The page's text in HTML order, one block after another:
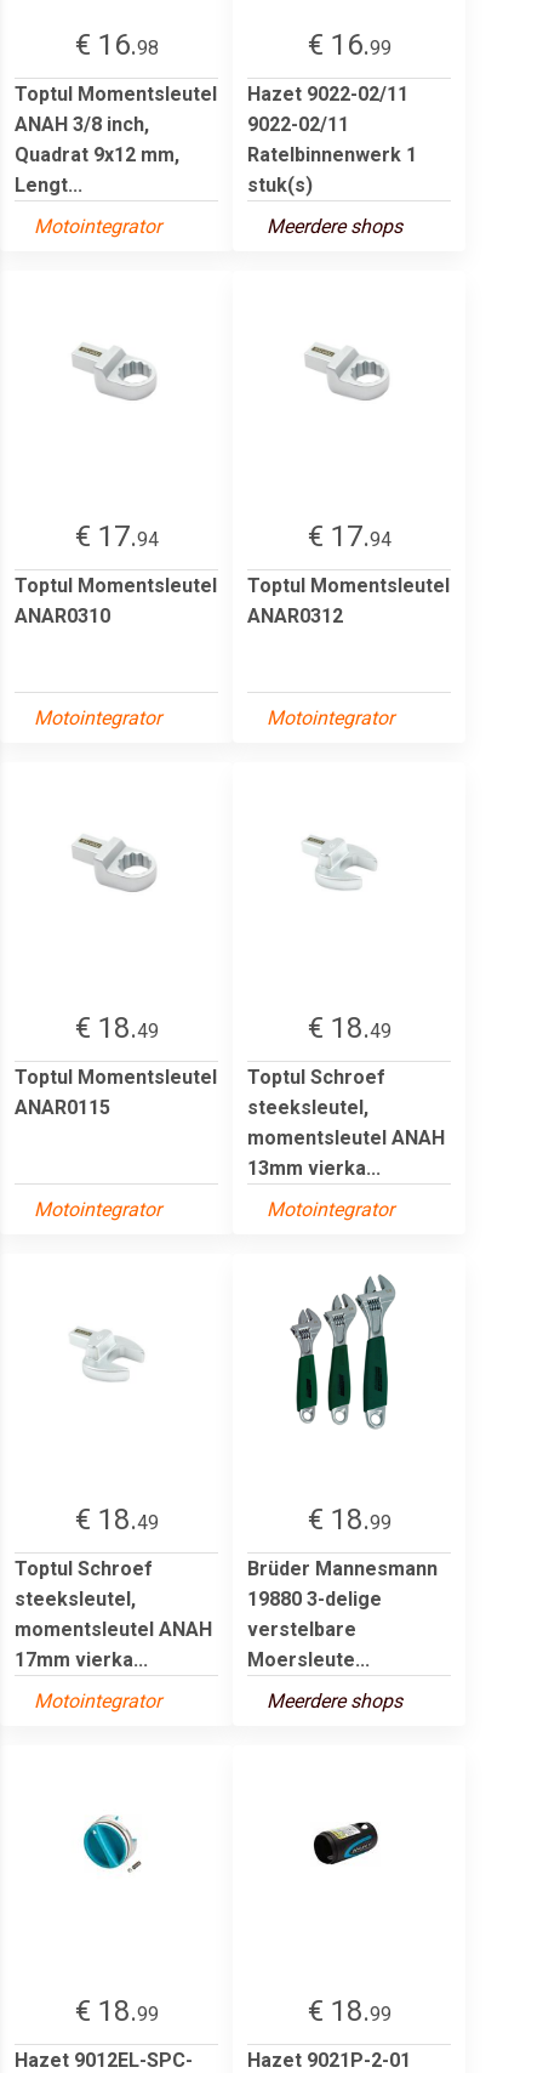
€ 16.98
Toptul Momentsleutel
ANAH 3/8 inch,
Quadrat 9x12 mm,
Lengt...
Motointegrator
€ 16.99
Hazet 9022-02/11
9022-02/11
Ratelbinnenwerk 1
stuk(s)
Meerdere shops
€ 17.94
Toptul Momentsleutel
ANAR0310
Motointegrator
€ 17.94
Toptul Momentsleutel
ANAR0312
Motointegrator
€ 18.49
Toptul Momentsleutel
ANAR0115
Motointegrator
€ 18.49
Toptul Schroef
steeksleutel,
momentsleutel ANAH
13mm vierka...
Motointegrator
€ 18.49
Toptul Schroef
steeksleutel,
momentsleutel ANAH
17mm vierka...
Motointegrator
€ 18.99
Brüder Mannesmann
19880 3-delige
verstelbare
Moersleute...
Meerdere shops
€ 18.99
Hazet 9012EL-SPC-
€ 18.99
Hazet 9021P-2-01